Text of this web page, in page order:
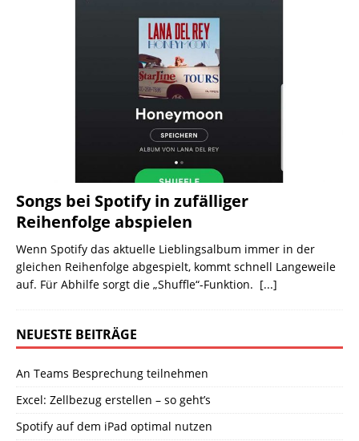
Songs bei Spotify in zufälliger
Reihenfolge abspielen
Wenn Spotify das aktuelle Lieblingsalbum immer in der
gleichen Reihenfolge abgespielt, kommt schnell Langeweile
auf. Für Abhilfe sorgt die „Shuffle“-Funktion. [...]
NEUESTE BEITRÄGE
An Teams Besprechung teilnehmen
Excel: Zellbezug erstellen – so geht’s
Spotify auf dem iPad optimal nutzen